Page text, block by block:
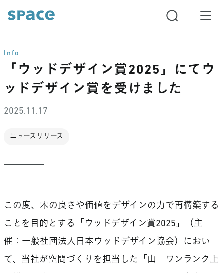
Info
「ウッドデザイン賞2025」にてウ
ッドデザイン賞を受けました
2025.11.17
ニュースリリース
この度、木の良さや価値をデザインの力で再構築する
ことを目的とする「ウッドデザイン賞2025」（主
催：一般社団法人日本ウッドデザイン協会）におい
て、当社が空間づくりを担当した「山 ワンランク上